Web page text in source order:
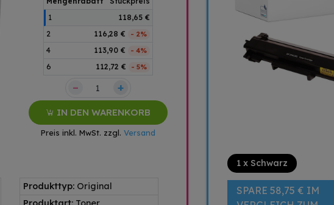
1
118,65 €
2
116,28 € - 2%
4 113,90 € - 4%
6 112,72 € - 5%
– +
IN DEN WARENKORB
Preis inkl. MwSt. zzgl. Versand
Produkttyp: Original
1 x Schwarz
SPARE 58,75 € IM